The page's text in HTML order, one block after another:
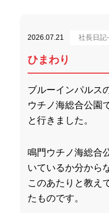
2026.07.21 社長日記
ひまわり
ブルーインパルス
ウチノ海総合公園
と行きました。
鳴門ウチノ海総合
いているか分から
このあたりと教え
たものです。